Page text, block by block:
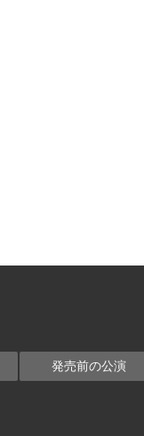
発売前の公演